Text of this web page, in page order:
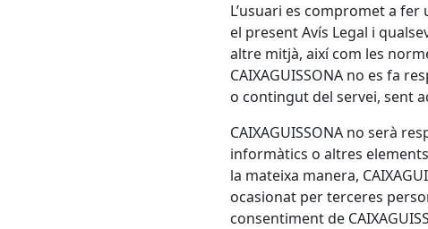
L’usuari es compromet a
el present Avís Legal i
altre mitjà, així com les
CAIXAGUISSONAno es fa
o contingut del servei, sent
CAIXAGUISSONAno serà
informàtics o altres
la mateixa manera, CAIXA
ocasionat per terceres
consentiment de CAIXA